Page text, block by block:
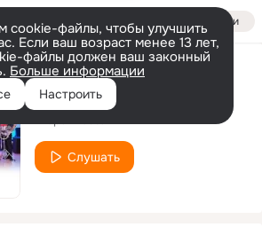
Войти
cookie-файлы, чтобы улучшить
Если ваш возраст менее 13 лет,
файлы должен ваш законный
Больше информации
Настроить
Barbate
Слушать